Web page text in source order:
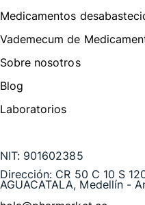
Medicamentos
Vademecum de
Sobre nosotros
Blog
Laboratorios
NIT: 901602385
Dirección: CR 50 C 10 S
AGUACATALA, Medellín -